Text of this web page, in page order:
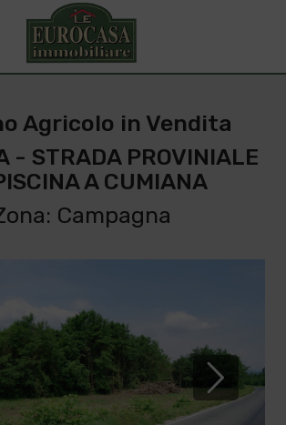
Agricolo in Vendita
- STRADA PROVINIALE
A CUMIANA
Campagna